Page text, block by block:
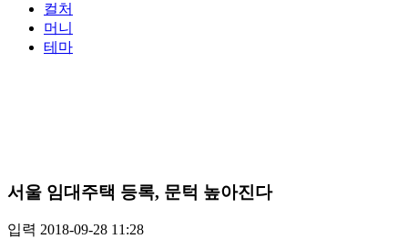
컬처
머니
테마
서울 임대주택 등록, 문턱 높아진다
입력 2018-09-28 11:28